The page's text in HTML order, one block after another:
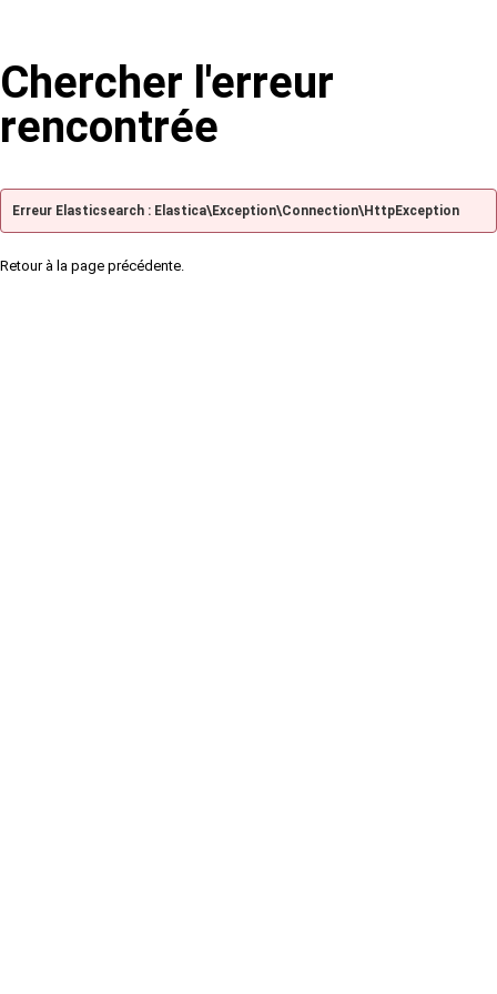
Chercher l'erreur
rencontrée
Erreur Elasticsearch : Elastica\Exception\Connection\HttpException
Retour à la page précédente.